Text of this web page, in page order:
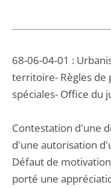
68-06-04-01 :
territoire- Règles de
spéciales- Office du
Contestation d'une
d'une autorisation
Défaut de
porté une